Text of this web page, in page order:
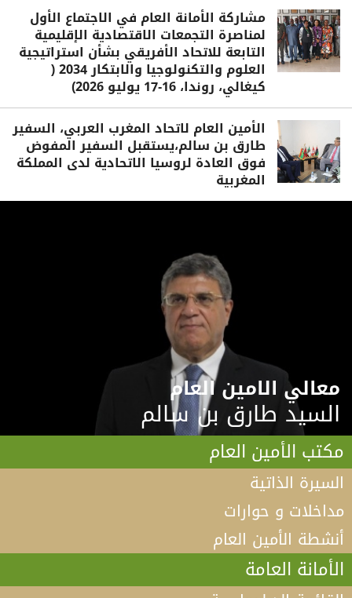
مشاركة الأمانة العام في الاجتماع الأول
لمناصرة التجمعات الاقتصادية الإقليمية
التابعة للاتحاد الأفريقي بشأن استراتيجية
العلوم والتكنولوجيا والابتكار 2034 (
كيغالي، روندا، 16-17 يوليو 2026)
الأمين العام لاتحاد المغرب العربي، السفير
طارق بن سالم،يستقبل السفير المفوض
فوق العادة لروسيا الاتحادية لدى المملكة
المغربية
معالي الامين العام
السيد طارق بن سالم
مكتب الأمين العام
السيرة الذاتية
مداخلات و حوارات
أنشطة الأمين العام
الأمانة العامة